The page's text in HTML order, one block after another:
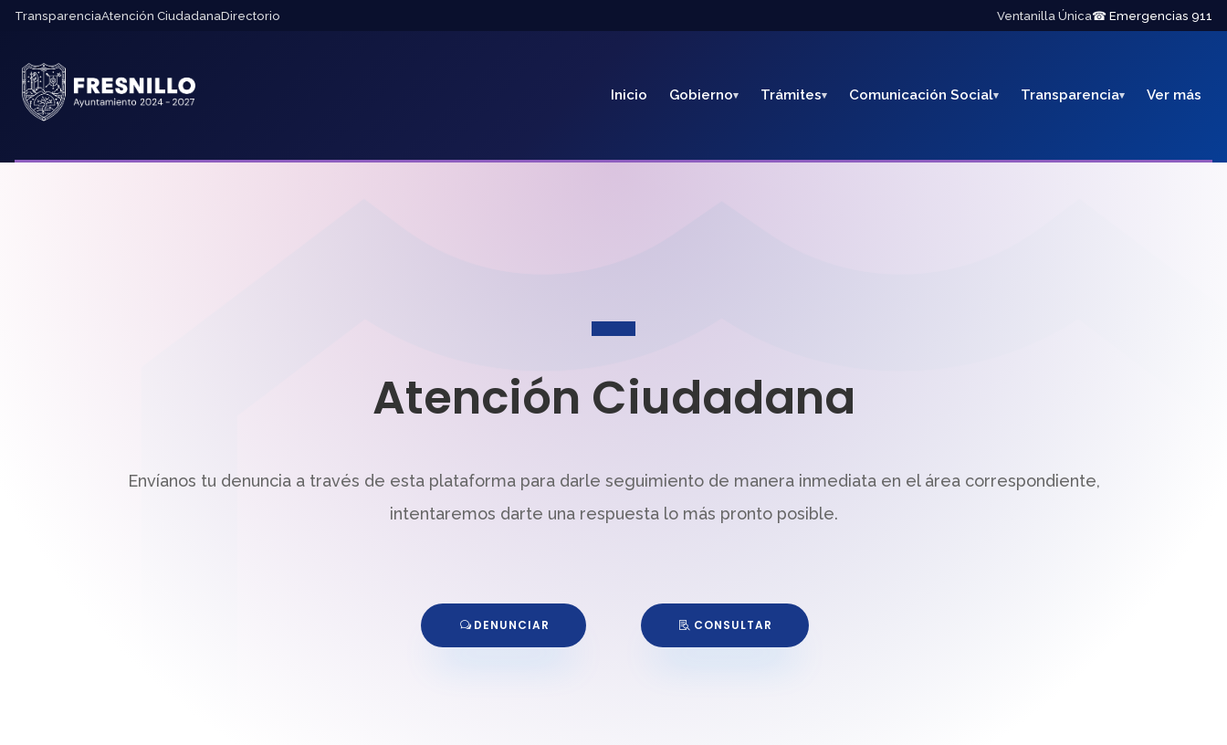
TransparenciaAtención CiudadanaDirectorio Ventanilla Única☎ Emergencias 911
Inicio Gobierno Trámites Comunicación Social Transparencia Ver más
Atención Ciudadana
Envíanos tu denuncia a través de esta plataforma para darle seguimiento de manera inmediata en el área correspondiente,
intentaremos darte una respuesta lo más pronto posible.
DENUNCIAR CONSULTAR